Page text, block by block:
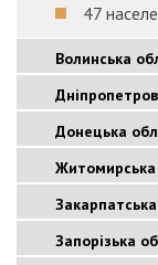
47
Волинська
Донецька
Житомирська
Запорізька